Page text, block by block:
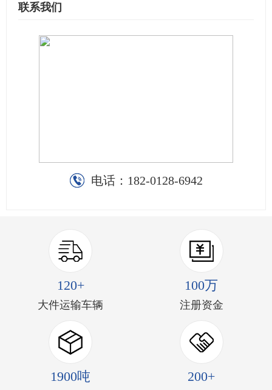
联系我们
电话： 182-0128-6942
120+
大件运输车辆
100万
注册资金
1900吨 200+